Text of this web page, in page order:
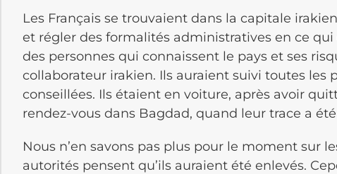
Les Français se trouvaient dans la capitale
et régler des formalités administratives en ce qui
des personnes qui connaissent le pays et ses
collaborateur irakien. Ils auraient suivi toutes les
conseillées. Ils étaient en voiture, après avoir
rendez-vous dans Bagdad, quand leur trace a
Nous n’en savons pas plus pour le moment sur
autorités pensent qu’ils auraient été enlevés.